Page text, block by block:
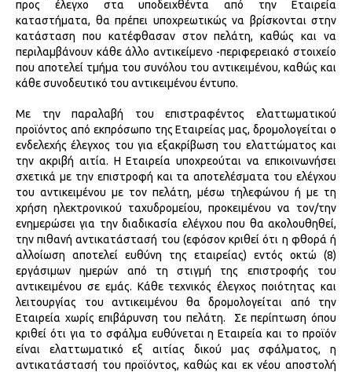
προς έλεγχο στα υποδειχθέντα από την Εταιρεία
καταστήματα, θα πρέπει υποχρεωτικώς να βρίσκονται στην
κατάσταση που κατέφθασαν στον πελάτη, καθώς και να
περιλαμβάνουν κάθε άλλο αντικείμενο -περιφερειακό στοιχείο
που αποτελεί τμήμα του συνόλου του αντικειμένου, καθώς και
κάθε συνοδευτικό του αντικειμένου έντυπο.
Με την παραλαβή του επιστραφέντος ελαττωματικού
προϊόντος από εκπρόσωπο της Εταιρείας μας, δρομολογείται ο
ενδελεχής έλεγχος του για εξακρίβωση του ελαττώματος και
την ακριβή αιτία. Η Εταιρεία υποχρεούται να επικοινωνήσει
σχετικά με την επιστροφή και τα αποτελέσματα του ελέγχου
του αντικειμένου με τον πελάτη, μέσω τηλεφώνου ή με τη
χρήση ηλεκτρονικού ταχυδρομείου, προκειμένου να τον/την
ενημερώσει για την διαδικασία ελέγχου που θα ακολουθηθεί,
την πιθανή αντικατάστασή του (εφόσον κριθεί ότι η φθορά ή
αλλοίωση αποτελεί ευθύνη της εταιρείας) εντός οκτώ (8)
εργάσιμων ημερών από τη στιγμή της επιστροφής του
αντικειμένου σε εμάς. Κάθε τεχνικός έλεγχος ποιότητας και
λειτουργίας του αντικειμένου θα δρομολογείται από την
Εταιρεία χωρίς επιβάρυνση του πελάτη. Σε περίπτωση όπου
κριθεί ότι για το σφάλμα ευθύνεται η Εταιρεία και το προϊόν
είναι ελαττωματικό εξ αιτίας δικού μας σφάλματος, η
αντικατάστασή του προϊόντος, καθώς και εκ νέου αποστολή